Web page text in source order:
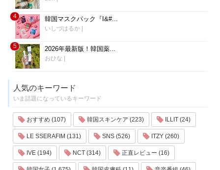
4 韓国マスクパック『I&#...
いしづはるか
5 2026年最新版！韓国薬...
おひな
人気のキーワード
いま話題になっているキーワード
おすすめ (107) 韓国スキンケア (223) ILLIT (24)
LE SSERAFIM (131) SNS (526) ITZY (260)
IVE (194) NCT (314) 正直レビュー (16)